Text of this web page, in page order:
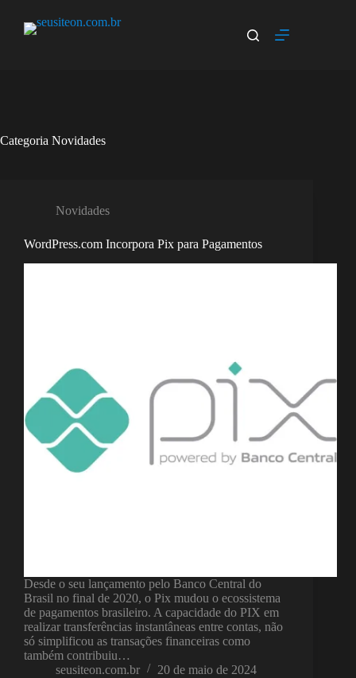
Categoria Novidades
Novidades
WordPress.com Incorpora Pix para Pagamentos
Desde o seu lançamento pelo Banco Central do
Brasil no final de 2020, o Pix mudou o ecossistema
de pagamentos brasileiro. A capacidade do PIX em
realizar transferências instantâneas entre contas, não
só simplificou as transações financeiras como
também contribuiu…
seusiteon.com.br
20 de maio de 2024